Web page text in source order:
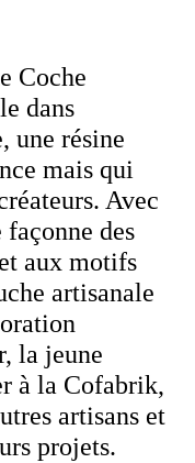
Coche
dans
une résine
mais qui
Avec
des
aux motifs
arti­sa­nale
la jeune
à la Cofabrik,
artisans et
projets.